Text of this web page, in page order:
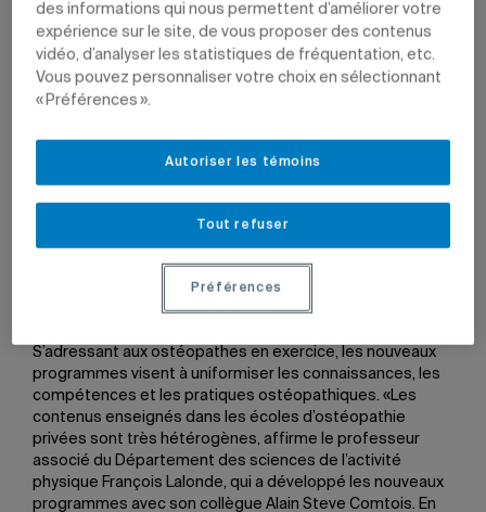
ParJean-François Ducharme
6 février 2024 à 14 h 42
Mis à jour le 9 février 2024 à 9 h 16
Deux nouveaux programmes de deuxième cycle en
ostéopathie seront offerts à compter de l’automne
Québec à créer des formations dans le domaine,
rejoignant plusieurs universités à travers le monde
(notamment au Royaume-Uni, en Australie, en Suisse, en
Belgique et aux États-Unis). Au Canada, le Collège
Sheridan, en Ontario, propose le seul baccalauréat en
ostéopathie depuis l’automne 2023.
S’adressant aux ostéopathes en exercice, les nouveaux
programmes visent à uniformiser les connaissances, les
compétences et les pratiques ostéopathiques. «Les
contenus enseignés dans les écoles d’ostéopathie
privées sont très hétérogènes, affirme le professeur
associé du Département des sciences de l’activité
physique François Lalonde, qui a développé les nouveaux
programmes avec son collègue Alain Steve Comtois. En
des informations qui nous permettent d’améliorer votre
expérience sur le site, de vous proposer des contenus
vidéo, d’analyser les statistiques de fréquentation, etc.
Vous pouvez personnaliser votre choix en sélectionnant
« Préférences ».
Tout refuser
Autoriser les témoins
Préférences